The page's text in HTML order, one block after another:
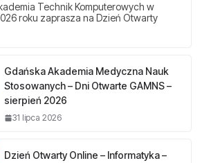
Technik Komputerowych w
roku zaprasza na Dzień Otwarty
Gdańska Akademia Medyczna Nauk
Stosowanych – Dni Otwarte GAMNS –
sierpień 2026
31 lipca 2026
Dzień Otwarty Online – Informatyka –